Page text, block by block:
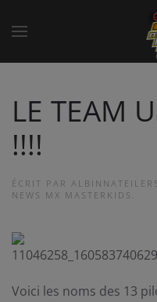
LE TEAM
!!!!
ÉCRIT PAR
NEWS MX MASTERKIDS .
Voici les noms des 13